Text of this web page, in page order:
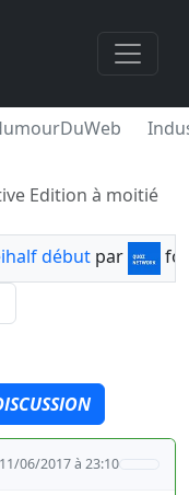
Edition à moitié
début par
06/2017 à 23:10